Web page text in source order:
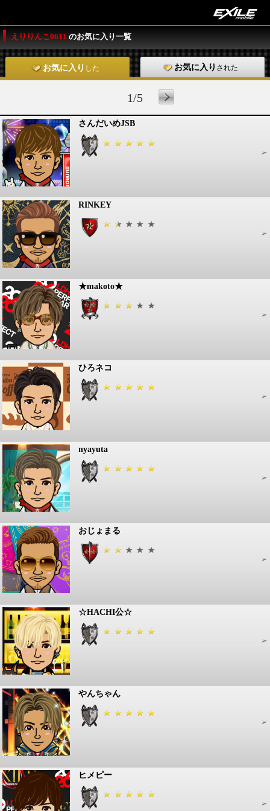
えりりんこ0611 のお気に入り一覧
お気に入り した お気に入り された
1/5
さんだいめJSB
RINKEY
★makoto★
ひろネコ
nyayuta
おじょまる
☆HACHI公☆
やんちゃん
ヒメピー